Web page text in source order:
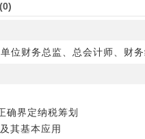
位财务总监、总会计师、财
确界定纳税筹划
其基本应用